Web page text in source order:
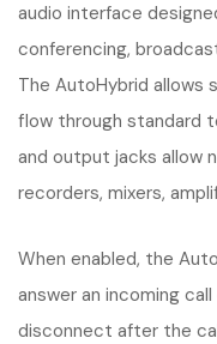
audio interface
conferencing,
The AutoHybrid allows
flow through standard
and output jacks allow
recorders, mixers,
When enabled, the
answer an incoming
disconnect after the